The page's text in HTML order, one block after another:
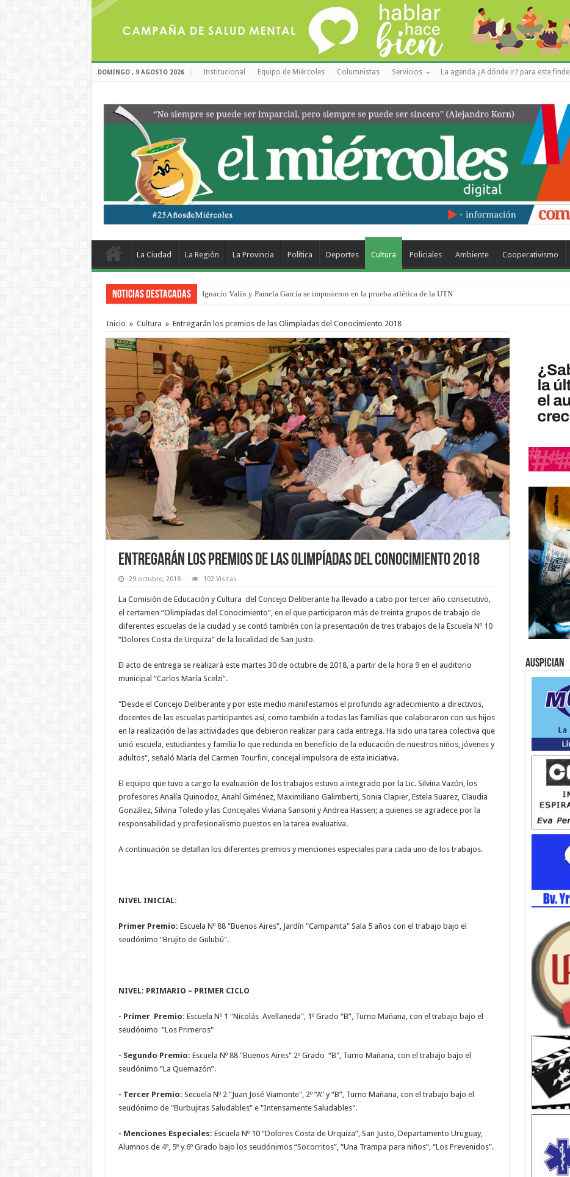
DOMINGO , 9 AGOSTO 2026 Institucional Equipo de Miércoles Columnistas Servicios La agenda ¿A dónde ir? para este finde
La Ciudad La Región La Provincia Política Deportes Cultura Policiales Ambiente Cooperativismo
Noticias Destacadas Ignacio Valín y Pamela García se impusieron en la prueba atlética de la UTN
Traigo el litoral en mi canción: 100 años de Aníbal Sampayo
Inicio » Cultura » Entregarán los premios de las Olimpíadas del Conocimiento 2018
Entregarán los premios de las Olimpíadas del Conocimiento 2018
29 octubre, 2018 102 Visitas
La Comisión de Educación y Cultura del Concejo Deliberante ha llevado a cabo por tercer año consecutivo,
el certamen “Olimpíadas del Conocimiento”, en el que participaron más de treinta grupos de trabajo de
diferentes escuelas de la ciudad y se contó también con la presentación de tres trabajos de la Escuela Nº 10
“Dolores Costa de Urquiza” de la localidad de San Justo.
El acto de entrega se realizará este martes 30 de octubre de 2018, a partir de la hora 9 en el auditorio
municipal “Carlos María Scelzi”.
"Desde el Concejo Deliberante y por este medio manifestamos el profundo agradecimiento a directivos,
docentes de las escuelas participantes así, como también a todas las familias que colaboraron con sus hijos
en la realización de las actividades que debieron realizar para cada entrega. Ha sido una tarea colectiva que
unió escuela, estudiantes y familia lo que redunda en beneficio de la educación de nuestros niños, jóvenes y
adultos", señaló María del Carmen Tourfini, concejal impulsora de esta iniciativa.
El equipo que tuvo a cargo la evaluación de los trabajos estuvo a integrado por la Lic. Silvina Vazón, los
profesores Analía Quinodoz, Anahí Giménez, Maximiliano Galimberti, Sonia Clapier, Estela Suarez, Claudia
González, Silvina Toledo y las Concejales Viviana Sansoni y Andrea Hassen; a quienes se agradece por la
responsabilidad y profesionalismo puestos en la tarea evaluativa.
A continuación se detallan los diferentes premios y menciones especiales para cada uno de los trabajos.
NIVEL INICIAL:
Primer Premio: Escuela Nº 88 "Buenos Aires", Jardín "Campanita" Sala 5 años con el trabajo bajo el
seudónimo "Brujito de Gulubú".
NIVEL: PRIMARIO – PRIMER CICLO
- Primer Premio: Escuela Nº 1 "Nicolás Avellaneda", 1º Grado “B”, Turno Mañana, con el trabajo bajo el
seudónimo "Los Primeros"
- Segundo Premio: Escuela Nº 88 "Buenos Aires" 2º Grado “B", Turno Mañana, con el trabajo bajo el
seudónimo “La Quemazón”.
- Tercer Premio: Secuela Nº 2 "Juan José Viamonte", 2º “A” y “B”, Turno Mañana, con el trabajo bajo el
seudónimo de "Burbujitas Saludables" e "Intensamente Saludables".
- Menciones Especiales: Escuela Nº 10 “Dolores Costa de Urquiza”, San Justo, Departamento Uruguay,
Alumnos de 4º, 5º y 6º Grado bajo los seudónimos “Socorritos”, “Una Trampa para niños”, “Los Prevenidos”.
Auspician